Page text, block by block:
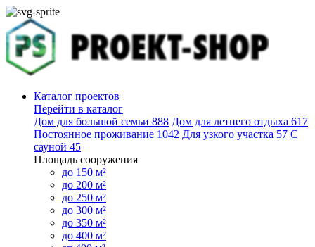
Каталог проектов
Перейти в каталог
Дом для большой семьи 888 Дом для летнего отдыха 617
Постоянное проживание 1042 Для узкого участка 57 С
сауной 45
Площадь сооружения
до 150 м²
до 200 м²
до 250 м²
до 300 м²
до 350 м²
до 400 м²